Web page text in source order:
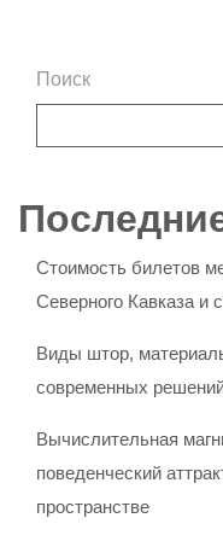
Поиск
Стоимость билетов
Северного Кавказа и
Виды штор,
современных
Вычислительная
поведенческий
пространстве